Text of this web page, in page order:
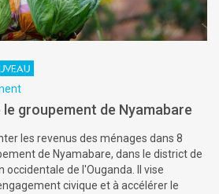
groupement de Nyamabare
les revenus des ménages dans 8
de Nyamabare, dans le district de
occidentale de l'Ouganda. Il vise
civique et à accélérer le